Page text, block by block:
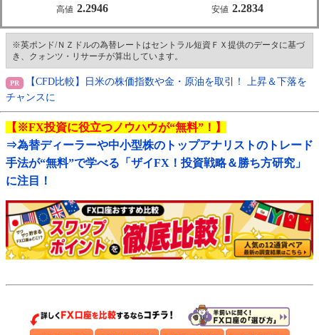
高値 2.2946 安値 2.2834
※英ポンド/ＮＺドルの為替レートはセントラル短資ＦＸ提供のデータに基づ
き、クォンツ・リサーチが算出しています。
【CFD比較】日米の株価指数や金・原油を取引！ 上昇＆下落を
チャンスに
【※FX投資に役立つノウハウが“無料”！】
⇒為替ディーラーや中小型株のトップアナリストのトレード
手法が“無料”で学べる「ザイFX！投資戦略＆勝ち方研究」
に注目！